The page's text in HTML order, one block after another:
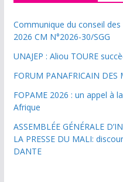
Communique du conseil
2026 CM N°2026-30/SGG
UNAJEP : Aliou TOURE
FORUM PANAFRICAIN DES
FOPAME 2026 : un appel à
Afrique
ASSEMBLÉE GÉNÉRALE
LA PRESSE DU MALI:
DANTE